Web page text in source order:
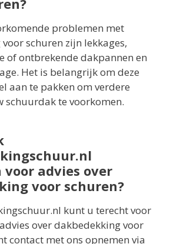
problemen met
schuren zijn lekkages,
of ontbrekende dakpannen en
Het is belangrijk om deze
aan te pakken om verdere
schuurdak te voorkomen.
advies over
voor schuren?
kunt u terecht voor
over dakbedekking voor
contact met ons opnemen via